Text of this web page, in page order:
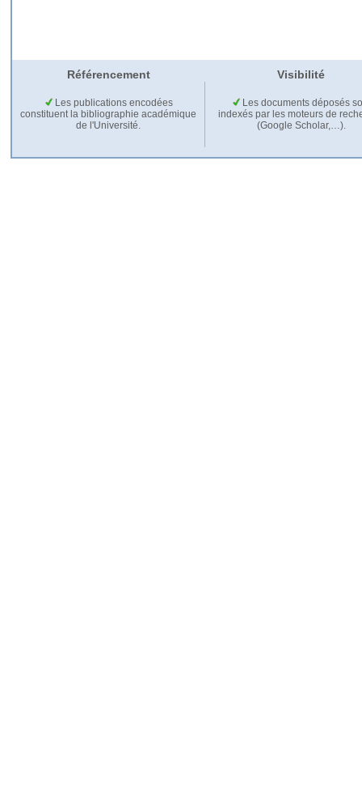
Référencement Visibilité
Les publications encodées
constituent la bibliographie académique
de l'Université.
Les documents déposés
indexés par les moteurs de
(Google Scholar,…).